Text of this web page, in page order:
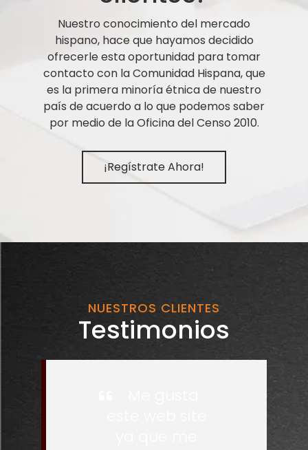
Nuestro conocimiento del mercado
hispano, hace que hayamos decidido
ofrecerle esta oportunidad para tomar
contacto con la Comunidad Hispana, que
es la primera minoría étnica de nuestro
país de acuerdo a lo que podemos saber
por medio de la Oficina del Censo 2010.
¡Regístrate Ahora!
NUESTROS CLIENTES
Testimonios